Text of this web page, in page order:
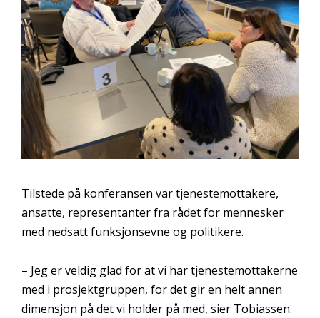
Tilstede på konferansen var tjenestemottakere,
ansatte, representanter fra rådet for mennesker
med nedsatt funksjonsevne og politikere.
– Jeg er veldig glad for at vi har tjenestemottakerne
med i prosjektgruppen, for det gir en helt annen
dimensjon på det vi holder på med, sier Tobiassen.